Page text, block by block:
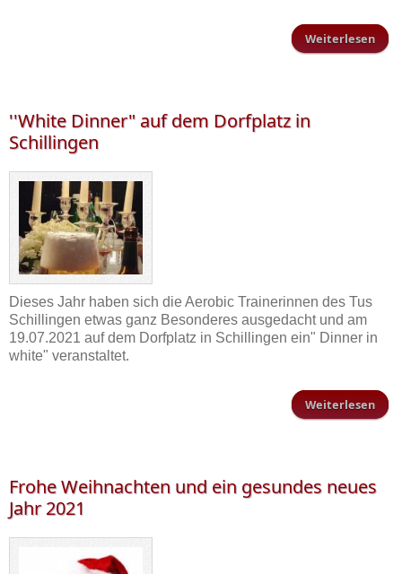
Weiterlesen
''White Dinner" auf dem Dorfplatz in
Schillingen
Dieses Jahr haben sich die Aerobic Trainerinnen des Tus
Schillingen etwas ganz Besonderes ausgedacht und am
19.07.2021 auf dem Dorfplatz in Schillingen ein" Dinner in
white" veranstaltet.
Weiterlesen
Frohe Weihnachten und ein gesundes neues
Jahr 2021